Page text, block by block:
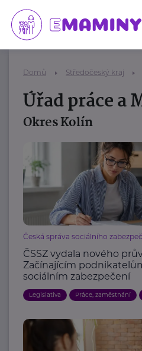
Domů Středočeský kraj
Úřad práce a
Okres Kolín
Česká správa sociálního
ČSSZ vydala nového
Začínajícím
sociálním zabezpečení
Legislativa Práce, zaměstnání